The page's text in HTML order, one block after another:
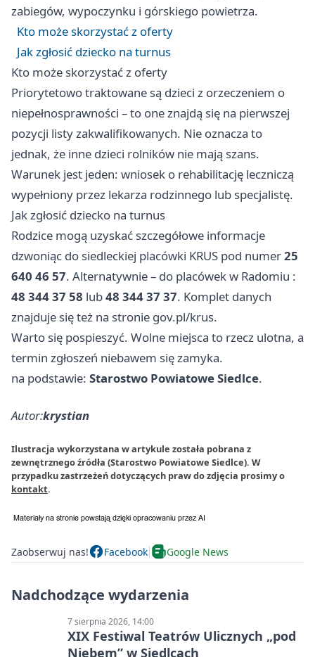
zabiegów, wypoczynku i górskiego powietrza.
Kto może skorzystać z oferty
Jak zgłosić dziecko na turnus
Kto może skorzystać z oferty
Priorytetowo traktowane są dzieci z orzeczeniem o
niepełnosprawności – to one znajdą się na pierwszej
pozycji listy zakwalifikowanych. Nie oznacza to
jednak, że inne dzieci rolników nie mają szans.
Warunek jest jeden: wniosek o rehabilitację leczniczą
wypełniony przez lekarza rodzinnego lub specjalistę.
Jak zgłosić dziecko na turnus
Rodzice mogą uzyskać szczegółowe informacje
dzwoniąc do siedleckiej placówki KRUS pod numer25
640 46 57. Alternatywnie – do placówek w Radomiu :
48 344 37 58 lub48 344 37 37. Komplet danych
znajduje się też na stronie gov.pl/krus.
Warto się pospieszyć. Wolne miejsca to rzecz ulotna, a
termin zgłoszeń niebawem się zamyka.
na podstawie: Starostwo Powiatowe Siedlce.
Autor:krystian
Ilustracja wykorzystana w artykule została pobrana z
zewnętrznego źródła (Starostwo Powiatowe Siedlce). W
przypadku zastrzeżeń dotyczących praw do zdjęcia prosimy o
kontakt.
Zaobserwuj nas! Facebook Google News
Nadchodzące wydarzenia
7 sierpnia 2026, 14:00
XIX Festiwal Teatrów Ulicznych „pod
Niebem” w Siedlcach